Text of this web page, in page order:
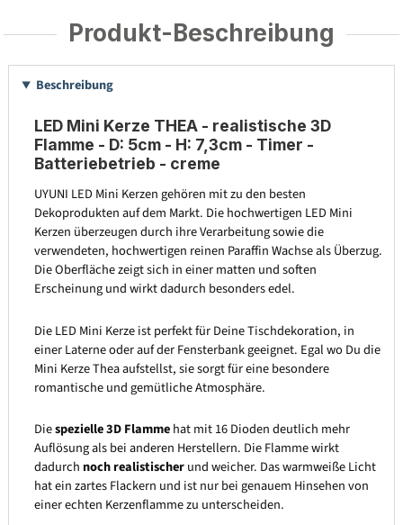
Produkt-Beschreibung
Beschreibung
LED Mini Kerze THEA - realistische 3D
Flamme - D: 5cm - H: 7,3cm - Timer -
Batteriebetrieb - creme
UYUNI LED Mini Kerzen gehören mit zu den besten
Dekoprodukten auf dem Markt. Die hochwertigen LED Mini
Kerzen überzeugen durch ihre Verarbeitung sowie die
verwendeten, hochwertigen reinen Paraffin Wachse als Überzug.
Die Oberfläche zeigt sich in einer matten und soften
Erscheinung und wirkt dadurch besonders edel.
Die LED Mini Kerze ist perfekt für Deine Tischdekoration, in
einer Laterne oder auf der Fensterbank geeignet. Egal wo Du die
Mini Kerze Thea aufstellst, sie sorgt für eine besondere
romantische und gemütliche Atmosphäre.
Diespezielle 3D Flammehat mit 16 Dioden deutlich mehr
Auflösung als bei anderen Herstellern. Die Flamme wirkt
dadurch noch realistischerund weicher. Das warmweiße Licht
hat ein zartes Flackern und ist nur bei genauem Hinsehen von
einer echten Kerzenflamme zu unterscheiden.